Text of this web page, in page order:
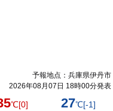
予報地点：兵庫県伊丹市
2026年08月07日 18時00分発表
℃[0] 27℃[-1]